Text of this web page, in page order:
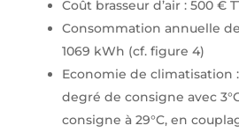
Coût brasseur d’air : 500 €
Consommation annuelle
1069 kWh (cf. figure 4)
Economie de climatisation :
degré de consigne avec
consigne à 29°C, en